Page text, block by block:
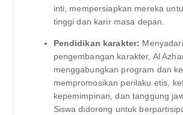
inti, mempersiapkan mereka
tinggi dan karir masa depan.
Pendidikan karakter:
pengembangan karakter, Al
menggabungkan program dan
mempromosikan perilaku etis,
kepemimpinan, dan tanggung
Siswa didorong untuk